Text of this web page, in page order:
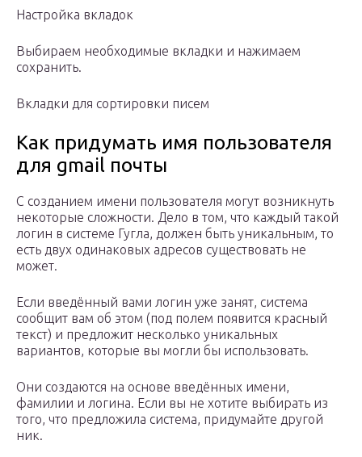
Настройка вкладок
Выбираем необходимые вкладки и нажимаем
сохранить.
Вкладки для сортировки писем
Как придумать имя пользователя
для gmail почты
С созданием имени пользователя могут возникнуть
некоторые сложности. Дело в том, что каждый такой
логин в системе Гугла, должен быть уникальным, то
есть двух одинаковых адресов существовать не
может.
Если введённый вами логин уже занят, система
сообщит вам об этом (под полем появится красный
текст) и предложит несколько уникальных
вариантов, которые вы могли бы использовать.
Они создаются на основе введённых имени,
фамилии и логина. Если вы не хотите выбирать из
того, что предложила система, придумайте другой
ник.